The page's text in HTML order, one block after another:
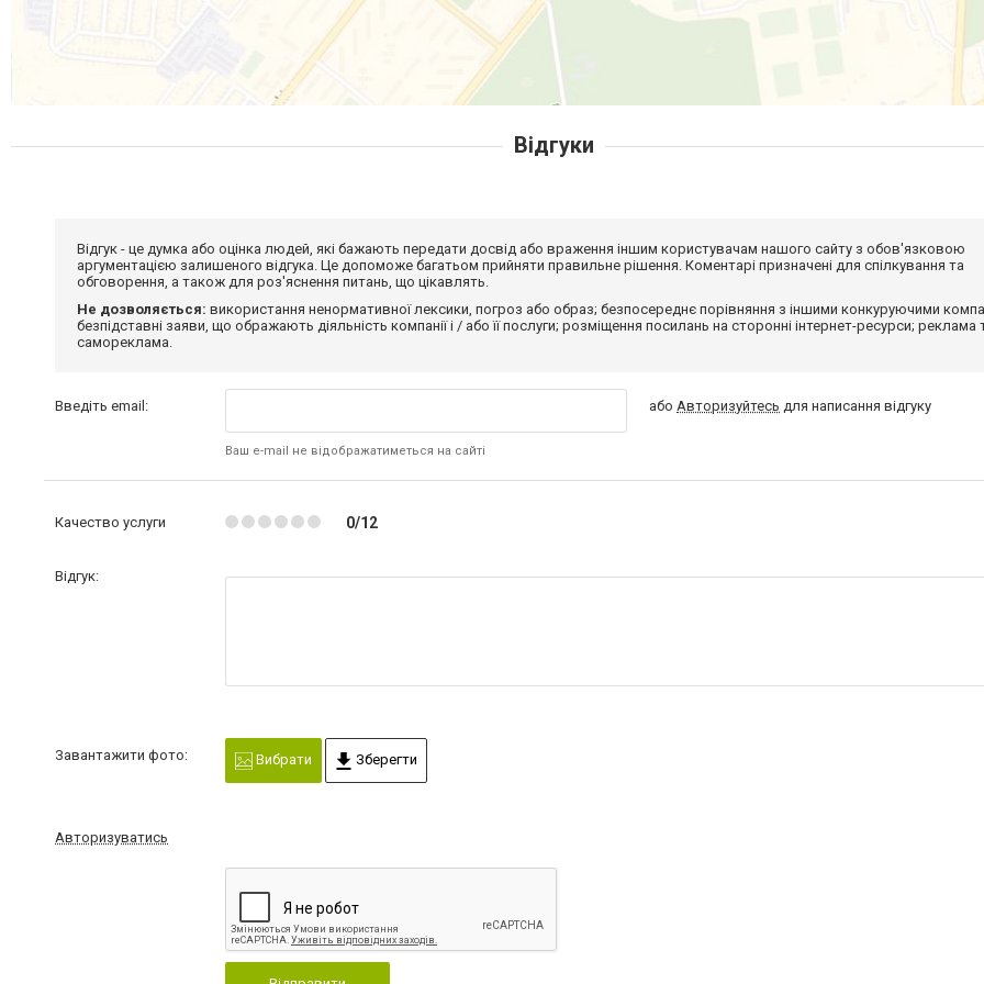
Відгуки
Відгук - це думка або оцінка людей, які бажають передати досвід або враження іншим користувачам нашого сайту з обов'язковою
аргументацією залишеного відгука. Це допоможе багатьом прийняти правильне рішення. Коментарі призначені для спілкування та
обговорення, а також для роз'яснення питань, що цікавлять.
Не дозволяється: використання ненормативної лексики, погроз або образ; безпосереднє порівняння з іншими конкуруючими
безпідставні заяви, що ображають діяльність компанії і / або її послуги; розміщення посилань на сторонні інтернет-ресурси; реклама
самореклама.
Введіть email:
Ваш e-mail не відображатиметься на сайті
абоАвторизуйтесь для написання відгуку
Качество услуги 0/12
Відгук:
Завантажити фото: Вибрати Зберегти
Авторизуватись